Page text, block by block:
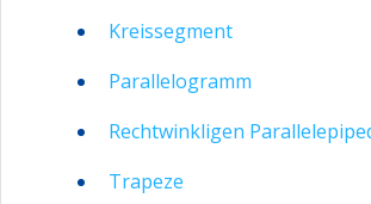
Kreissegment
Parallelogramm
Rechtwinkligen
Trapeze